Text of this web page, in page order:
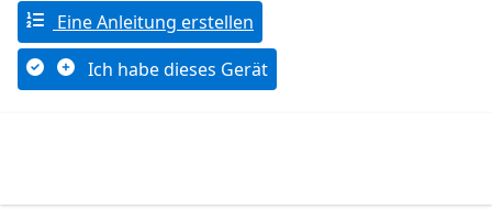
Eine Anleitung erstellen
Ich habe dieses Gerät